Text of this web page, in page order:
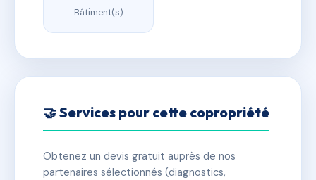
Bâtiment(s)
🤝 Services pour cette copropriété
Obtenez un devis gratuit auprès de nos
partenaires sélectionnés (diagnostics,